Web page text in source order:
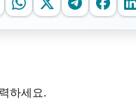
하세요.